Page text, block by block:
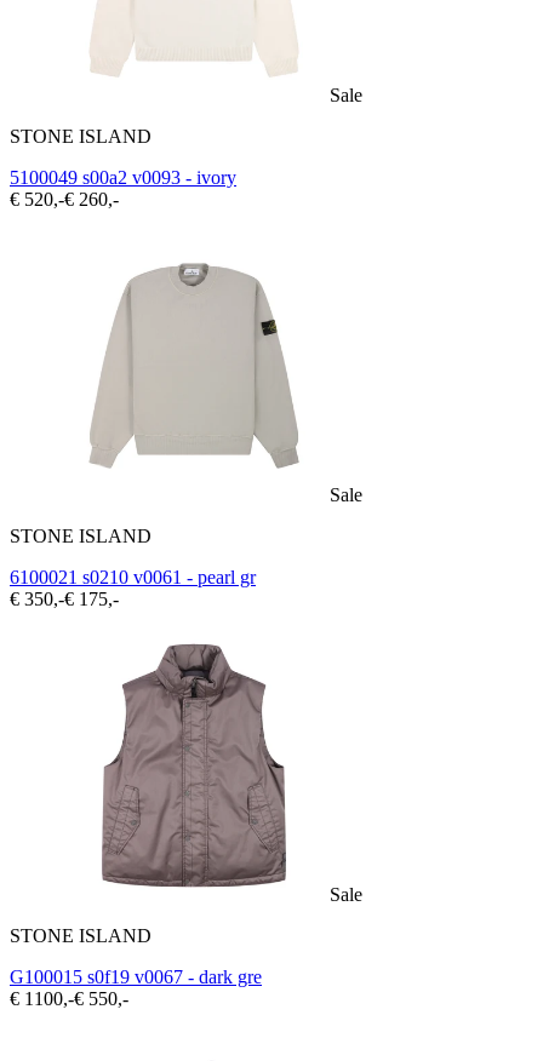
Sale
STONE ISLAND
5100049 s00a2 v0093 - ivory
€ 520,-€ 260,-
Sale
STONE ISLAND
6100021 s0210 v0061 - pearl gr
€ 350,-€ 175,-
Sale
STONE ISLAND
G100015 s0f19 v0067 - dark gre
€ 1100,-€ 550,-